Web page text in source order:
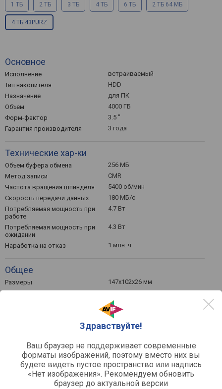
Здравствуйте!
Ваш браузер не поддерживает современные
форматы изображений, поэтому вместо них вы
будете видеть пустое пространство или надпись
«Нет изображения». Рекомендуем обновить
браузер до актуальной версии
1 ТБ 2 ТБ 3 ТБ 4 ТБ 6 ТБ 2 ТБ 64 МБ
4 ТБ 43PURZ
Основное
Исполнение
встраиваемый
Тип накопителя
HDD
Назначение
для ПК
Объем
4000 ГБ
Форм-фактор
3.5 "
Гарантия производителя
3 года
Технические хар-ки
Объем буфера обмена
256 МБ
Метод записи
CMR
Частота вращения шпинделя
5400 об/мин
Скорость передачи данных
180 МБ/с
Потребляемая мощность при
работе
4.7 Вт
Потребляемая мощность при
ожидании
4.3 Вт
Наработка на отказ 1 млн. ч
Общее
Размеры
147x102x26 мм
570 г
westerndigital.com
0718037898308,
1071803789738,
10718037897384,
Подключение
Интерфейсы подключения SATA 3